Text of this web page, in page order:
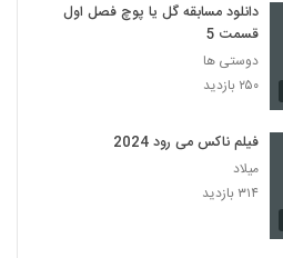
دانلود مسابقه گل یا پوچ فصل اول
قسمت 5
دوستی ها
۲۵۰ بازدید
فیلم ناکس می رود 2024
میلاد
۳۱۴ بازدید